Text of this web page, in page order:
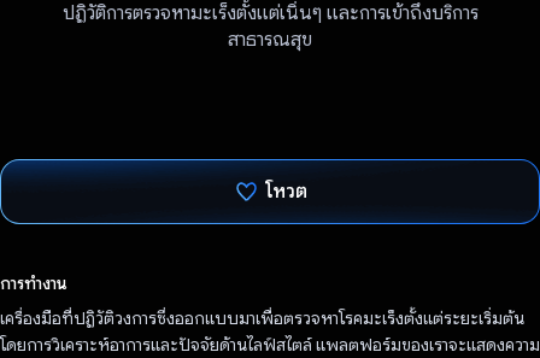
ปฏิวัติการตรวจหามะเร็งตั้งแต่เนิ่นๆ และการเข้าถึงบริการ
สาธารณสุข
โหวต
การทำงาน
เครื่องมือที่ปฏิวัติวงการซึ่งออกแบบมาเพื่อตรวจหาโรคมะเร็งตั้งแต่ระยะเริ่มต้น
โดยการวิเคราะห์อาการและปัจจัยด้านไลฟ์สไตล์ แพลตฟอร์มของเราจะแสดงความ